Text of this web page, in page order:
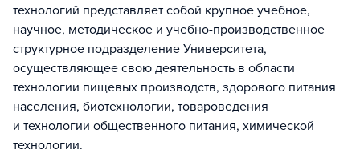
технологий представляет собой крупное учебное,
научное, методическое и учебно-производственное
структурное подразделение Университета,
осуществляющее свою деятельность в области
технологии пищевых производств, здорового питания
населения, биотехнологии, товароведения
и технологии общественного питания, химической
технологии.